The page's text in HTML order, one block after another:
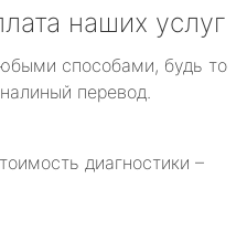
наших услуг
способами, будь то
перевод.
диагностики –